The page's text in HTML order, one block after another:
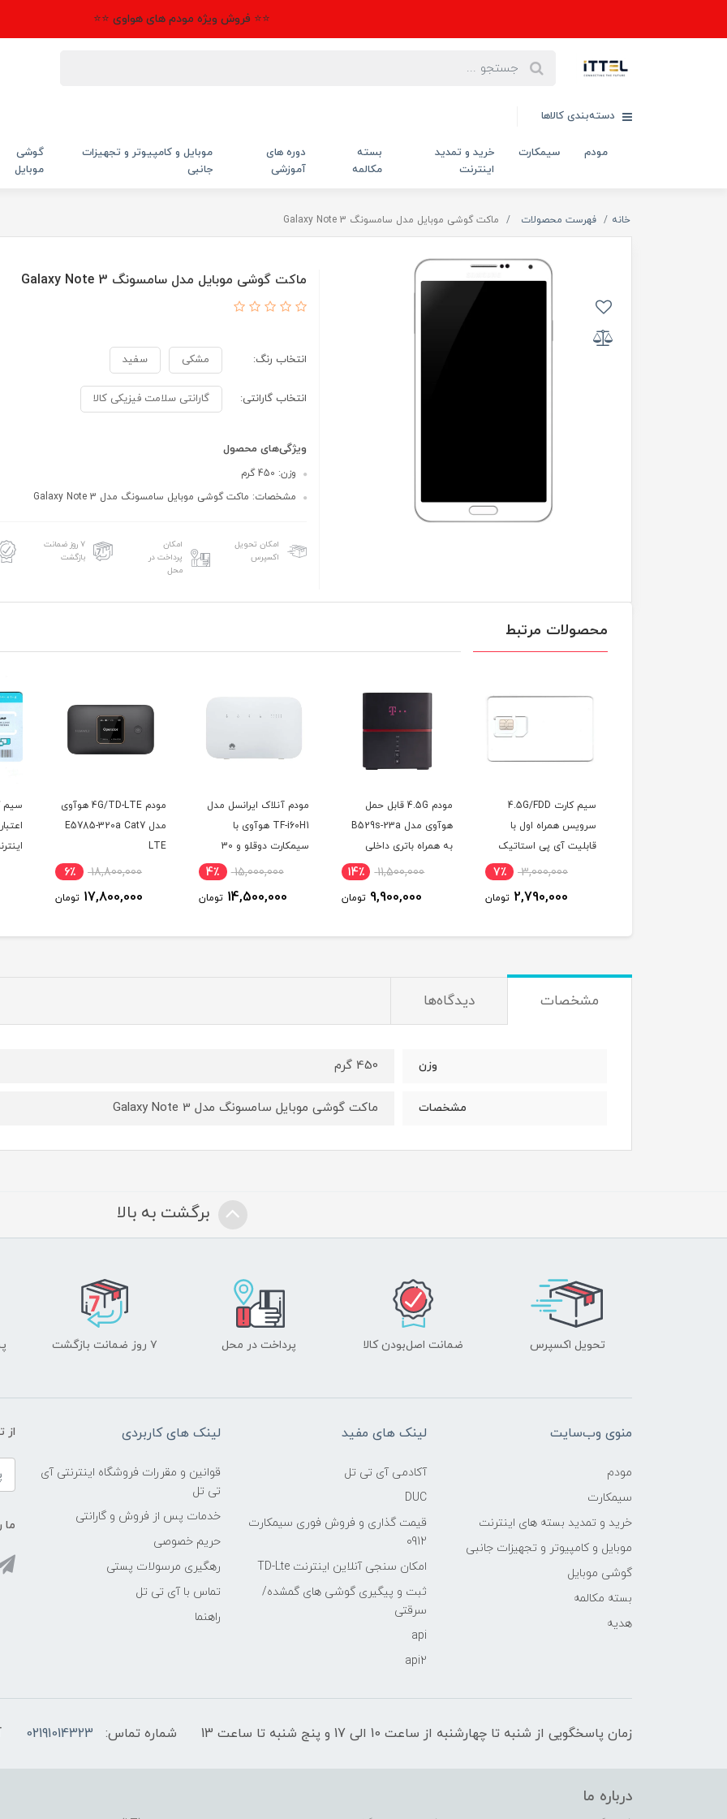
⭐⭐ فروش ویژه مودم های هواوی ⭐⭐
دسته‌بندی کالاها
مودم سیمکارت
خرید و تمدید
اینترنت
بسته
مکالمه
دوره های
آموزشی
موبایل و کامپیوتر و تجهیزات
جانبی
گوشی
موبایل
خانه فهرست محصولات ماکت گوشی موبایل مدل سامسونگ Galaxy Note 3
ماکت گوشی موبایل مدل سامسونگ Galaxy Note 3
انتخاب رنگ: مشکی سفید
انتخاب گارانتی: گارانتی سلامت فیزیکی کالا
ویژگی‌های محصول
وزن: 450 گرم
مشخصات: ماکت گوشی موبایل سامسونگ مدل Galaxy Note 3
امکان تحویل
اکسپرس
امکان
پرداخت در
محل
۷ روز ضمانت
بازگشت
محصولات مرتبط
سیم کارت 4.5G/FDD
سرویس همراه اول با
قابلیت آی پی استاتیک
(مخصوص مودم )
3,000,000 7٪
2,790,000 تومان
مودم 4.5G قابل حمل
هوآوی مدل B529s-23a
به همراه باتری داخلی
11,500,000 14٪
9,900,000 تومان
مودم آنلاک ایرانسل مدل
TF-i60H1 هوآوی با
سیمکارت دوقلو و 30
گیگ اینترنت یک ماهه
15,000,000 4٪
14,500,000 تومان
مودم 4G/TD-LTE هوآوی
مدل E5785-320a Cat7
LTE
18,800,000 6٪
17,800,000 تومان
سیم
مشخصات دیدگاه‌ها
وزن 450 گرم
مشخصات ماکت گوشی موبایل سامسونگ مدل Galaxy Note 3
برگشت به بالا
تحویل اکسپرس ضمانت اصل‌بودن کالا پرداخت در محل ۷ روز ضمانت بازگشت
منوی وب‌سایت
مودم
سیمکارت
خرید و تمدید بسته های اینترنت
موبایل و کامپیوتر و تجهیزات جانبی
گوشی موبایل
بسته مکالمه
هدیه
لینک های مفید
آکادمی آی تی تل
DUC
قیمت گذاری و فروش فوری سیمکارت
0912
امکان سنجی آنلاین اینترنت TD-Lte
ثبت و پیگیری گوشی های گمشده/
سرقتی
api
api2
لینک های کاربردی
قوانین و مقررات فروشگاه اینترنتی آی
تی تل
خدمات پس از فروش و گارانتی
حریم خصوصی
رهگیری مرسولات پستی
تماس با آی تی تل
راهنما
از
ما
زمان پاسخگویی از شنبه تا چهارشنبه از ساعت 10 الی 17 و پنج شنبه تا ساعت 13 شماره تماس: 02191014323
درباره ما